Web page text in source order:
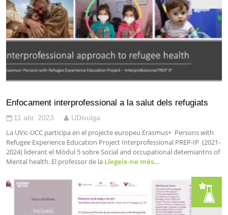
Enfocament interprofessional a la salut dels refugiats
11 abr. 2023 UDivulga
La UVic-UCC participa en el projecte europeu Erasmus+ Persons with
Refugee Experience Education Project Interprofessional PREP-IP (2021-
2024) liderant el Mòdul 5 sobre Social and occupational detemiantns of
Mental health. El professor de la Llegeix-ne més…